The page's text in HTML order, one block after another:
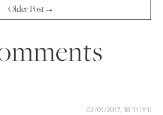
Older Post →
02/01/2017, 18:11